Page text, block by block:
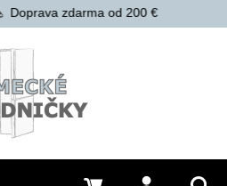
zdarma od 200 €